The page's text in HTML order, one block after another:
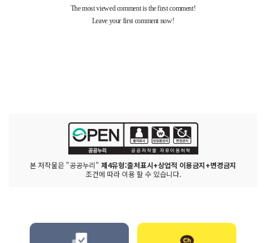
본 저작물은 "공공누리" 제4유형:출처표시+상업적 이용금지+변경금지
조건에 따라 이용 할 수 있습니다.